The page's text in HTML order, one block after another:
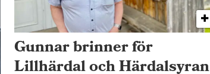
Gunnar brinner för
Lillhärdal och Härdalsyran